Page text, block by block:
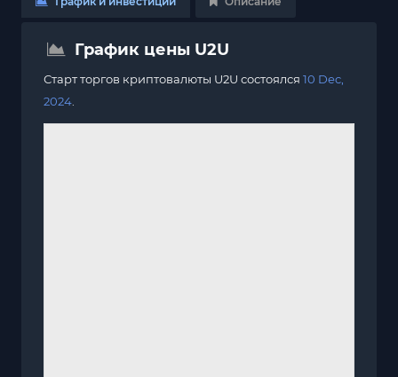
График цены U2U
Старт торгов криптовалюты U2U состоялся 10 Dec,
2024